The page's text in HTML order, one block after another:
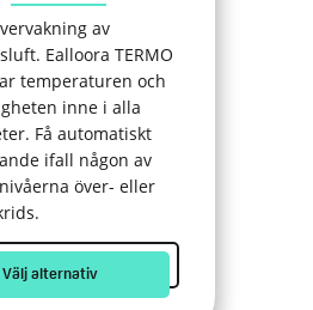
av
Ealloora TERMO
temperaturen och
inne i alla
Få automatiskt
ifall någon av
över- eller
Välj alternativ